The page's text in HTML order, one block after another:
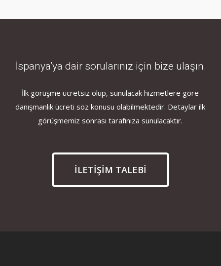
İspanya’ya dair sorularınız için bize ulaşın.
İlk görüşme ücretsiz olup, sunulacak hizmetlere göre
danışmanlık ücreti söz konusu olabilmektedir. Detaylar ilk
görüşmemiz sonrası tarafınıza sunulacaktır.
İLETİŞİM TALEBİ